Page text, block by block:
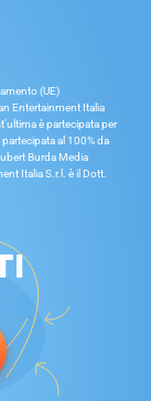
(UE)
Entertainment Italia
è partecipata per
al 100% da
Burda Media
Italia S.r.l. è il Dott.